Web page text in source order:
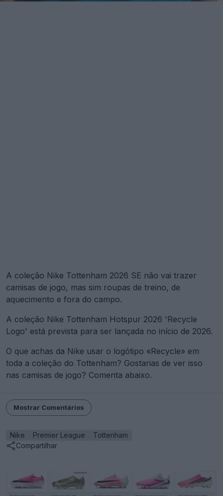
A coleção Nike Tottenham 2026 SE não vai trazer
camisas de jogo, mas sim roupas de treino, de
aquecimento e fora do campo.
A coleção Nike Tottenham Hotspur 2026 'Recycle
Logo' está prevista para ser lançada no início de 2026.
O que achas da Nike usar o logótipo «Recycle» em
toda a coleção do Tottenham? Gostarias de ver isso
nas camisas de jogo? Comenta abaixo.
Mostrar Comentários
Nike Premier League
Tottenham
Compartilhar